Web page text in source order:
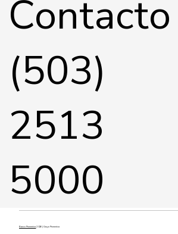
Contacto
(503)
2513
5000
Banco Promerica 2026 | Grupo Promerica